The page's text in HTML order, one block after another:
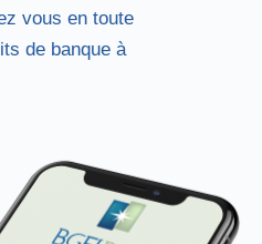
vous en toute
de banque à